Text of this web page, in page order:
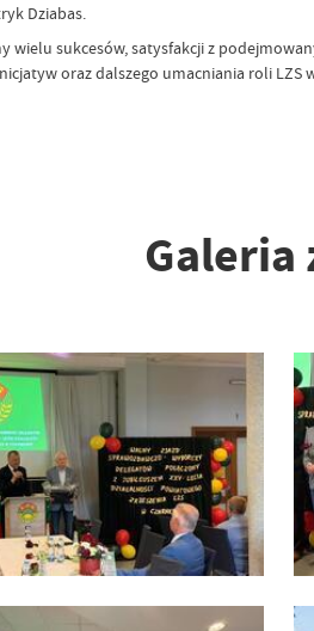
Dziabas.
sukcesów, satysfakcji z
oraz dalszego umacniania roli LZS
Galeria